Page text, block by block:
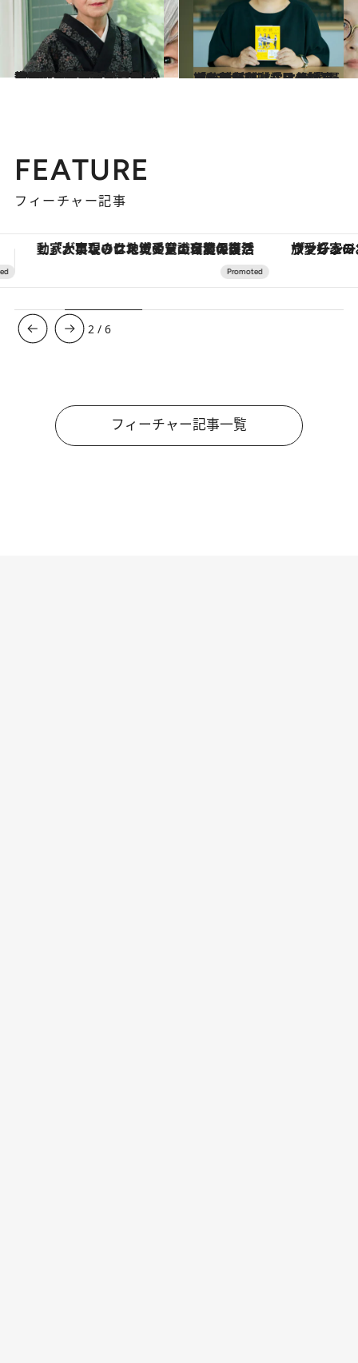
2025.8.15
神津はづきさんが語る、亡き母・中村メイコさん（89）の素顔「私はね、母に涙を見せたことがないんです、あの人は“母”ではなかったから」【2025夏のベスト記事】
カルチャー 2025.11.24
「私が行動しなければ“最期”にはならない」疎遠だった兄が急逝し、後始末することに…『兄の終い』著者が吐露する「兄への想い」
カルチャー
FEATURE
フィーチャー記事
ヴァシュロン・コンスタンタン「オーヴァーシーズ・オートマティック」。旅愛好家のお気に入りコレクションから、ジェンダーレスな新作が登場
3 /6
フィーチャー記事一覧